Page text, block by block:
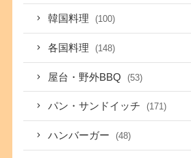
韓国料理 (100)
各国料理 (148)
屋台・野外BBQ (53)
パン・サンドイッチ (171)
ハンバーガー (48)